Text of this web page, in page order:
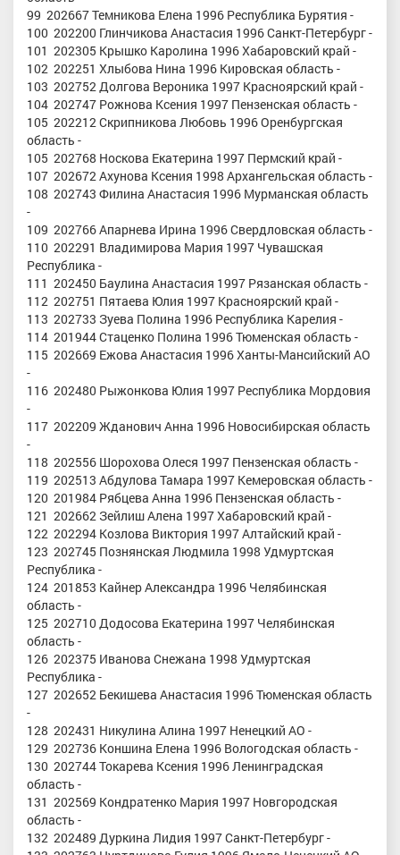
99 202667 Темникова Елена 1996 Республика Бурятия -
100 202200 Глинчикова Анастасия 1996 Санкт-Петербург -
101 202305 Крышко Каролина 1996 Хабаровский край -
102 202251 Хлыбова Нина 1996 Кировская область -
103 202752 Долгова Вероника 1997 Красноярский край -
104 202747 Рожнова Ксения 1997 Пензенская область -
105 202212 Скрипникова Любовь 1996 Оренбургская
область -
105 202768 Носкова Екатерина 1997 Пермский край -
107 202672 Ахунова Ксения 1998 Архангельская область -
108 202743 Филина Анастасия 1996 Мурманская область
-
109 202766 Апарнева Ирина 1996 Свердловская область -
110 202291 Владимирова Мария 1997 Чувашская
Республика -
111 202450 Баулина Анастасия 1997 Рязанская область -
112 202751 Пятаева Юлия 1997 Красноярский край -
113 202733 Зуева Полина 1996 Республика Карелия -
114 201944 Стаценко Полина 1996 Тюменская область -
115 202669 Ежова Анастасия 1996 Ханты-Мансийский АО
-
116 202480 Рыжонкова Юлия 1997 Республика Мордовия
-
117 202209 Жданович Анна 1996 Новосибирская область
-
118 202556 Шорохова Олеся 1997 Пензенская область -
119 202513 Абдулова Тамара 1997 Кемеровская область -
120 201984 Рябцева Анна 1996 Пензенская область -
121 202662 Зейлиш Алена 1997 Хабаровский край -
122 202294 Козлова Виктория 1997 Алтайский край -
123 202745 Познянская Людмила 1998 Удмуртская
Республика -
124 201853 Кайнер Александра 1996 Челябинская
область -
125 202710 Додосова Екатерина 1997 Челябинская
область -
126 202375 Иванова Снежана 1998 Удмуртская
Республика -
127 202652 Бекишева Анастасия 1996 Тюменская область
-
128 202431 Никулина Алина 1997 Ненецкий АО -
129 202736 Коншина Елена 1996 Вологодская область -
130 202744 Токарева Ксения 1996 Ленинградская
область -
131 202569 Кондратенко Мария 1997 Новгородская
область -
132 202489 Дуркина Лидия 1997 Санкт-Петербург -